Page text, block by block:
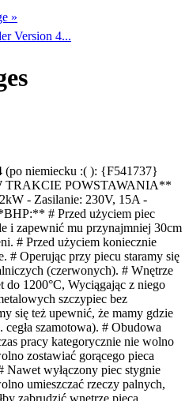
»
Version 4...
(po niemiecku :( ): {F541737}
POWSTAWANIA**
- Zasilanie: 230V, 15A -
# Przed użyciem piec
i zapewnić mu przynajmniej 30cm
# Przed użyciem koniecznie
# Operując przy piecu staramy się
(czerwonych). # Wnętrze
do 1200°C, Wyciągając z niego
szczypiec bez
się też upewnić, że mamy gdzie
szamotowa). # Obudowa
pracy kategorycznie nie wolno
zostawiać gorącego pieca
Nawet wyłączony piec stygnie
umieszczać rzeczy palnych,